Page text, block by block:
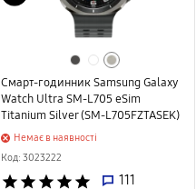
Смарт-годинник Samsung Galaxy
Watch Ultra SM-L705 eSim
Titanium Silver (SM-L705FZTASEK)
Немає в наявності
Код: 3023222
star star star star star 111